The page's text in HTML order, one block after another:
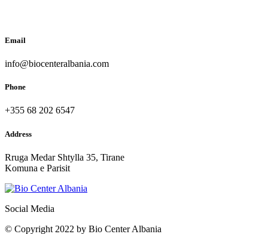
Email
info@biocenteralbania.com
Phone
+355 68 202 6547
Address
Rruga Medar Shtylla 35, Tirane
Komuna e Parisit
Social Media
© Copyright 2022 by Bio Center Albania